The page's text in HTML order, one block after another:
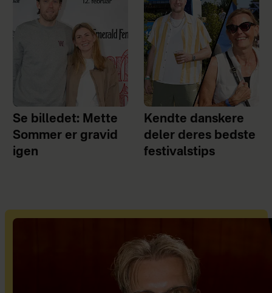
Se billedet: Mette
Sommer er gravid
igen
Kendte danskere
deler deres bedste
festivalstips